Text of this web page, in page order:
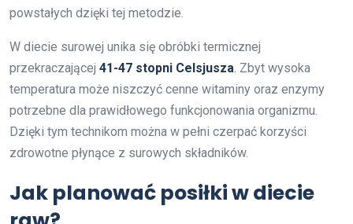
powstałych dzięki tej metodzie.
W diecie surowej unika się obróbki termicznej
przekraczającej 41-47 stopni Celsjusza . Zbyt wysoka
temperatura może niszczyć cenne witaminy oraz enzymy
potrzebne dla prawidłowego funkcjonowania organizmu.
Dzięki tym technikom można w pełni czerpać korzyści
zdrowotne płynące z surowych składników.
Jak planować posiłki w diecie